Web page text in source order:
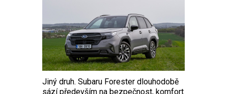
Jiný druh. Subaru Forester dlouhodobě
sází především na bezpečnost, komfort